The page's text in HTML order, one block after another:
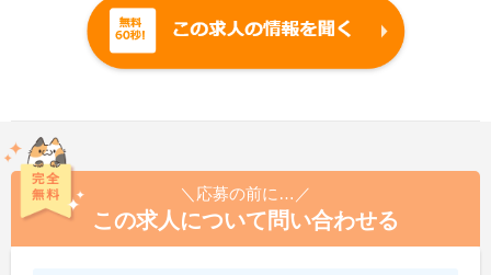
＼応募の前に…／
この求人について問い合わせる